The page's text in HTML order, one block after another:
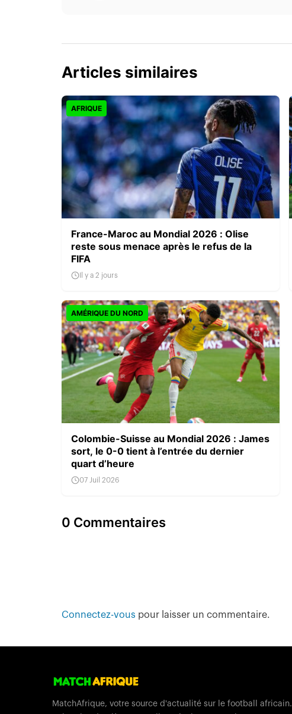
Articles similaires
AFRIQUE
France-Maroc au Mondial 2026 : Olise
reste sous menace après le refus de la
FIFA
Il y a 2 jours
AMÉRIQUE DU NORD
Colombie-Suisse au Mondial 2026 : James
sort, le 0-0 tient à l’entrée du dernier
quart d’heure
07 Juil 2026
0 Commentaires
Connectez-vous pour laisser un commentaire.
MatchAfrique, votre source d'actualité sur le football africain.